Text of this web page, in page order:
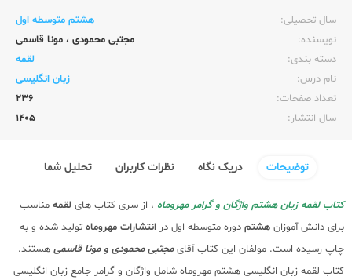
سال تحصیلی:‌
هشتم متوسطه اول
نویسنده:‌
مجتبی محمودی ، مونا قاسمی
دسته بندی:
لقمه
نام درس:
زبان انگلیسی
تعداد صفحات:‌
236
سال انتشار:‌
1405
توضیحات دریک نگاه نظرات کاربران تحلیل شما
کتاب لقمه زبان هشتم واژگان و گرامر مهروماه ، از سری کتاب های لقمه مناسب
برای دانش آموزان هشتم دوره متوسطه اول در انتشارات مهروماه تولید شده و به
چاپ رسیده است. مولفان این کتاب آقایمجتبی محمودی و مونا قاسمی هستند.
کتاب لقمه زبان انگلیسی هشتم مهروماه شامل واژگان و گرامر جامع زبان انگلیسی